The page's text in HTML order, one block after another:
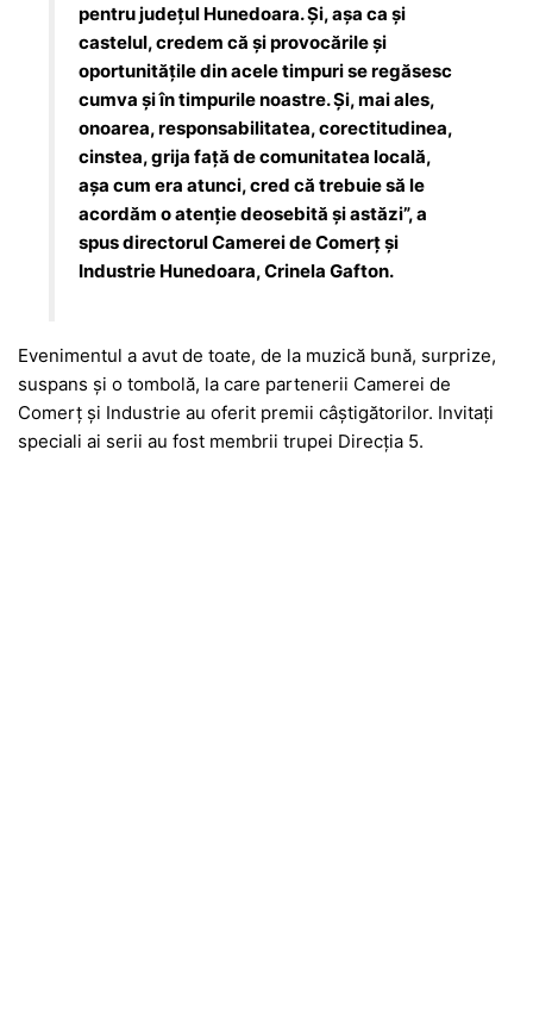
pentru județul Hunedoara. Și, așa ca și
castelul, credem că și provocările și
oportunitățile din acele timpuri se regăsesc
cumva și în timpurile noastre. Și, mai ales,
onoarea, responsabilitatea, corectitudinea,
cinstea, grija față de comunitatea locală,
așa cum era atunci, cred că trebuie să le
acordăm o atenție deosebită și astăzi”, a
spus directorul Camerei de Comerț și
Industrie Hunedoara, Crinela Gafton.
Evenimentul a avut de toate, de la muzică bună, surprize,
suspans și o tombolă, la care partenerii Camerei de
Comerț și Industrie au oferit premii câștigătorilor. Invitați
speciali ai serii au fost membrii trupei Direcția 5.